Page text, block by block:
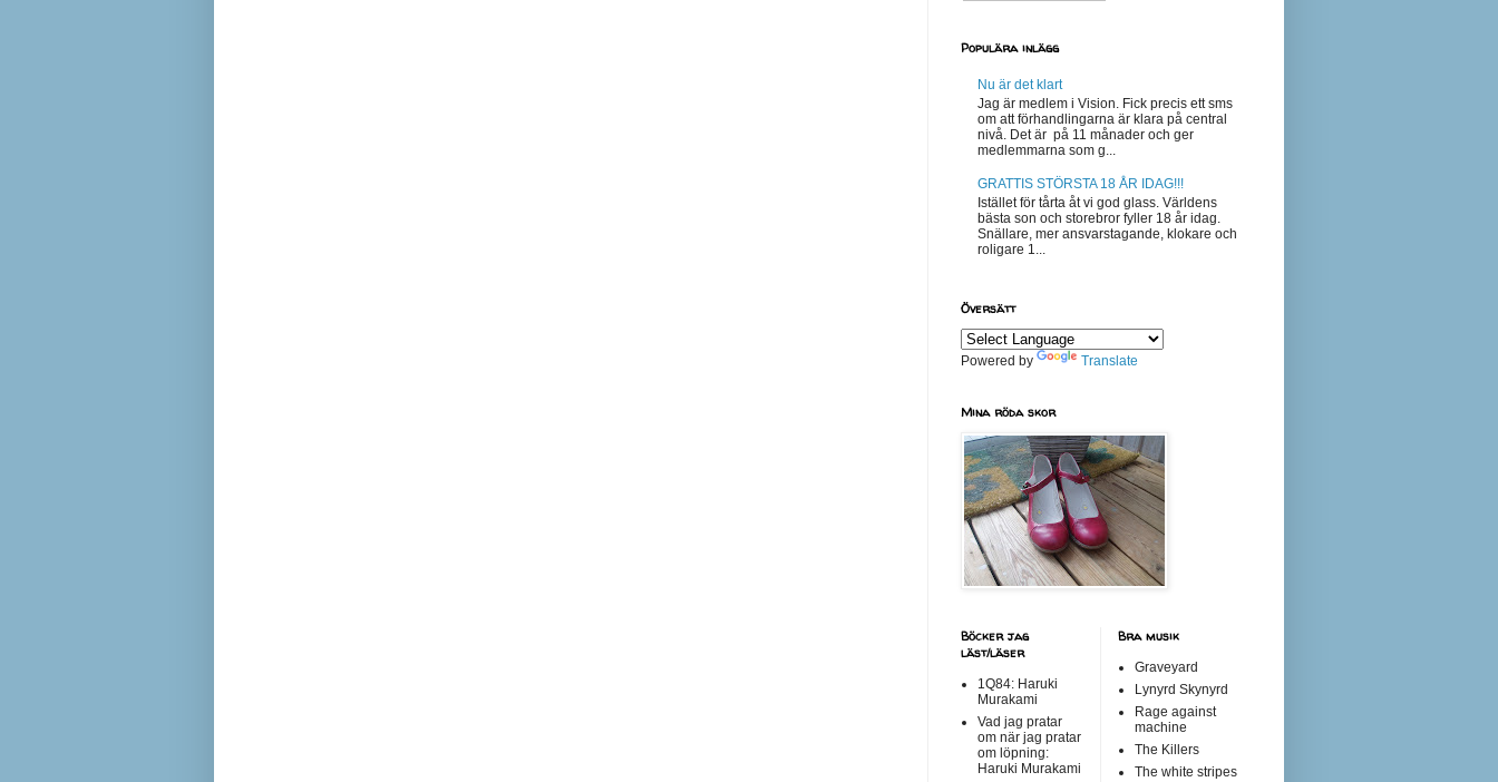
Populära inlägg
Nu är det klart
Jag är medlem i Vision. Fick precis ett sms
om att förhandlingarna är klara på central
nivå. Det är på 11 månader och ger
medlemmarna som g...
GRATTIS STÖRSTA 18 ÅR IDAG!!!
Istället för tårta åt vi god glass. Världens
bästa son och storebror fyller 18 år idag.
Snällare, mer ansvarstagande, klokare och
roligare 1...
Översätt
Powered by Translate
Mina röda skor
Böcker jag
läst/läser
1Q84: Haruki
Murakami
Vad jag pratar
om när jag pratar
om löpning:
Haruki Murakami
Bra musik
Graveyard
Lynyrd Skynyrd
Rage against
machine
The Killers
The white stripes